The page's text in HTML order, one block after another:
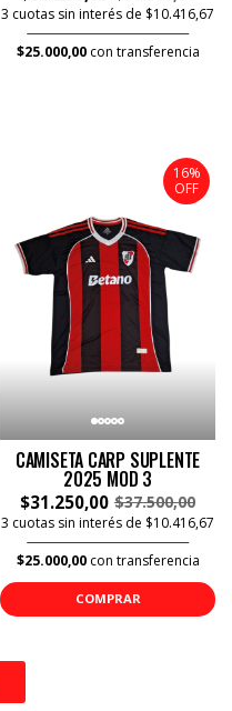
3 cuotas sin interés de $10.416,67
$25.000,00con transferencia
16%
OFF
CAMISETA CARP SUPLENTE
2025 MOD 3
$31.250,00 $37.500,00
3 cuotas sin interés de $10.416,67
$25.000,00con transferencia
COMPRAR